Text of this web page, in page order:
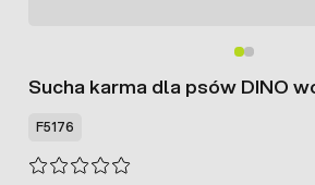
Sucha karma dla psów DINO
F5176